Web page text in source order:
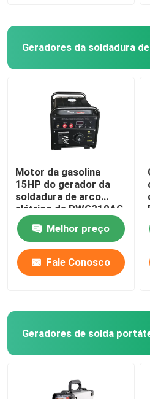
Geradores da soldadura
Motor da gasolina
15HP do gerador da
soldadura de arco
elétrico de RWG210AC
210A
Melhor preço
Fale Conosco
Geradores de solda